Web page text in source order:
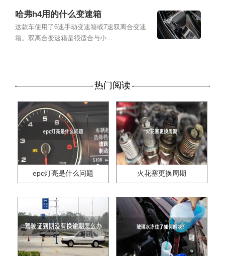
哈弗h4用的什么变速箱
这款车使用了6速手动变速箱或7速双离合变速
箱。双离合变速箱是很适合与小...
热门阅读
epc灯亮是什么问题 火花塞更换周期